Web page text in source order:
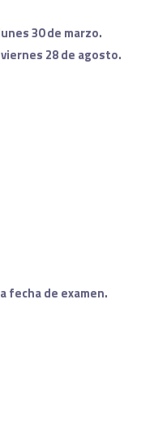
30 de marzo.
28 de agosto.
fecha de examen.